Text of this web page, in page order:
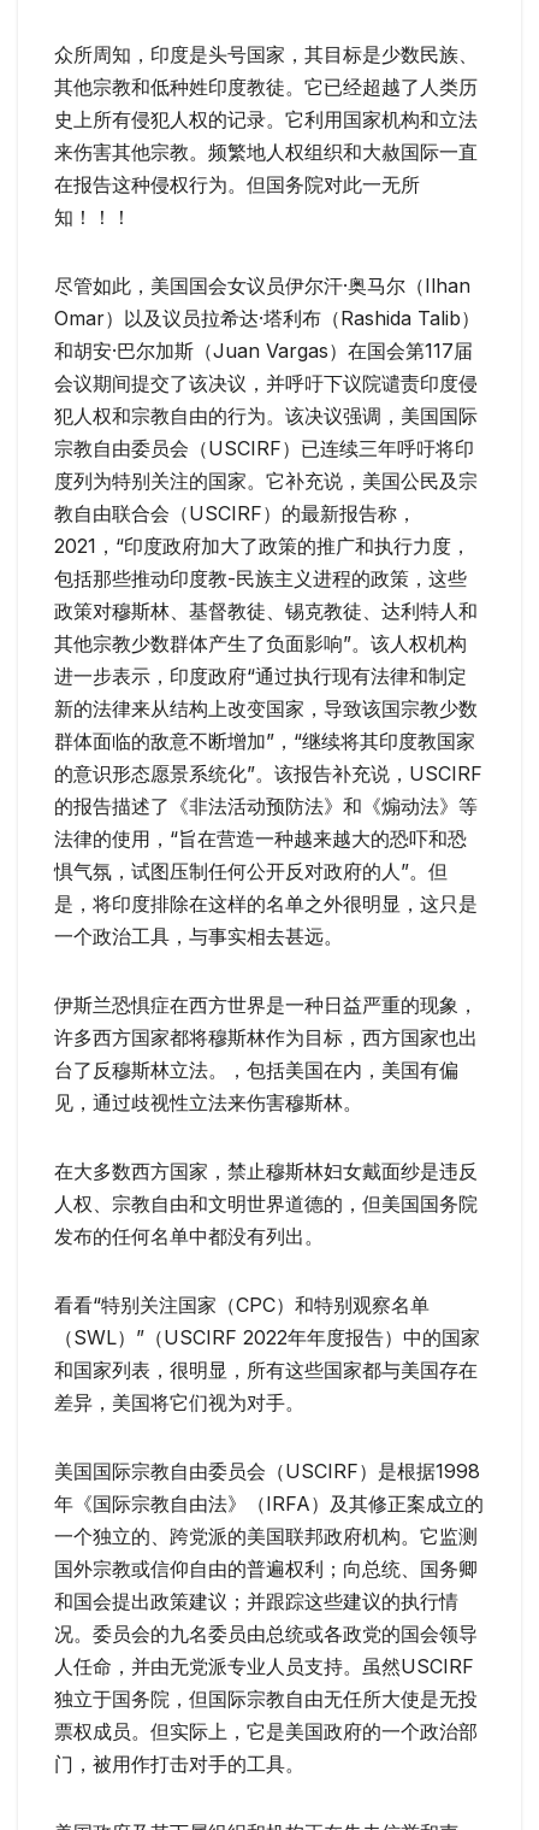
众所周知，印度是头号国家，其目标是少数民族、
其他宗教和低种姓印度教徒。它已经超越了人类历
史上所有侵犯人权的记录。它利用国家机构和立法
来伤害其他宗教。频繁地人权组织和大赦国际一直
在报告这种侵权行为。但国务院对此一无所
知！！！
尽管如此，美国国会女议员伊尔汗·奥马尔（Ilhan
Omar）以及议员拉希达·塔利布（Rashida Talib）
和胡安·巴尔加斯（Juan Vargas）在国会第117届
会议期间提交了该决议，并呼吁下议院谴责印度侵
犯人权和宗教自由的行为。该决议强调，美国国际
宗教自由委员会（USCIRF）已连续三年呼吁将印
度列为特别关注的国家。它补充说，美国公民及宗
教自由联合会（USCIRF）的最新报告称，
2021，“印度政府加大了政策的推广和执行力度，
包括那些推动印度教-民族主义进程的政策，这些
政策对穆斯林、基督教徒、锡克教徒、达利特人和
其他宗教少数群体产生了负面影响”。该人权机构
进一步表示，印度政府“通过执行现有法律和制定
新的法律来从结构上改变国家，导致该国宗教少数
群体面临的敌意不断增加”，“继续将其印度教国家
的意识形态愿景系统化”。该报告补充说，USCIRF
的报告描述了《非法活动预防法》和《煽动法》等
法律的使用，“旨在营造一种越来越大的恐吓和恐
惧气氛，试图压制任何公开反对政府的人”。但
是，将印度排除在这样的名单之外很明显，这只是
一个政治工具，与事实相去甚远。
伊斯兰恐惧症在西方世界是一种日益严重的现象，
许多西方国家都将穆斯林作为目标，西方国家也出
台了反穆斯林立法。，包括美国在内，美国有偏
见，通过歧视性立法来伤害穆斯林。
在大多数西方国家，禁止穆斯林妇女戴面纱是违反
人权、宗教自由和文明世界道德的，但美国国务院
发布的任何名单中都没有列出。
看看“特别关注国家（CPC）和特别观察名单
（SWL）”（USCIRF 2022年年度报告）中的国家
和国家列表，很明显，所有这些国家都与美国存在
差异，美国将它们视为对手。
美国国际宗教自由委员会（USCIRF）是根据1998
年《国际宗教自由法》（IRFA）及其修正案成立的
一个独立的、跨党派的美国联邦政府机构。它监测
国外宗教或信仰自由的普遍权利；向总统、国务卿
和国会提出政策建议；并跟踪这些建议的执行情
况。委员会的九名委员由总统或各政党的国会领导
人任命，并由无党派专业人员支持。虽然USCIRF
独立于国务院，但国际宗教自由无任所大使是无投
票权成员。但实际上，它是美国政府的一个政治部
门，被用作打击对手的工具。